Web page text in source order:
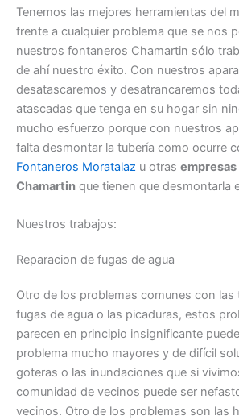
Tenemos las mejores herramientas del
frente a cualquier problema que se nos
nuestros fontaneros Chamartin sólo
de ahí nuestro éxito. Con nuestros
desatascaremos y desatrancaremos
atascadas que tenga en su hogar sin
mucho esfuerzo porque con nuestros
falta desmontar la tubería como ocurre
Fontaneros Moratalaz u otras
Chamartin que tienen que desmontarla
Nuestros trabajos:
Reparacion de fugas de agua
Otro de los problemas comunes con las
fugas de agua o las picaduras, estos
parecen en principio insignificante
problema mucho mayores y de difícil
goteras o las inundaciones que si
comunidad de vecinos puede ser
vecinos. Otro de los problemas son las